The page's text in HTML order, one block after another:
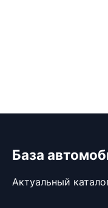
База
Актуальный